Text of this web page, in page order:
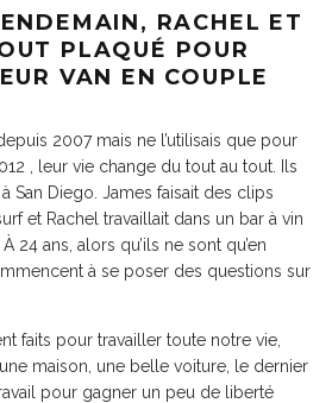
RACHEL ET
PLAQUÉ POUR
VAN EN COUPLE
2007 mais ne l’utilisais que pour
, leur vie change du tout au tout. Ils
San Diego. James faisait des clips
et Rachel travaillait dans un bar à vin
24 ans, alors qu’ils ne sont qu’en
à se poser des questions sur
faits pour travailler toute notre vie,
maison, une belle voiture, le dernier
pour gagner un peu de liberté